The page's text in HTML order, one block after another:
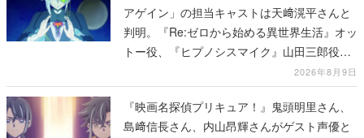
アゲイン」の担当キャストは天﨑滉平さんと
判明。『Re:ゼロから始める異世界生活』オッ
トー役、『ヒプノシスマイク』山田三郎役な
2026年8月9日
『映画名探偵プリキュア！』鬼頭明里さん、
島﨑信長さん、内山昂輝さんがゲスト声優と